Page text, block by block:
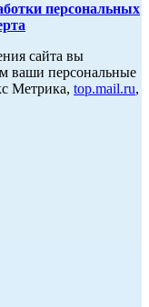
персональных
сайта вы
ваши персональные
Метрика, top.mail.ru,